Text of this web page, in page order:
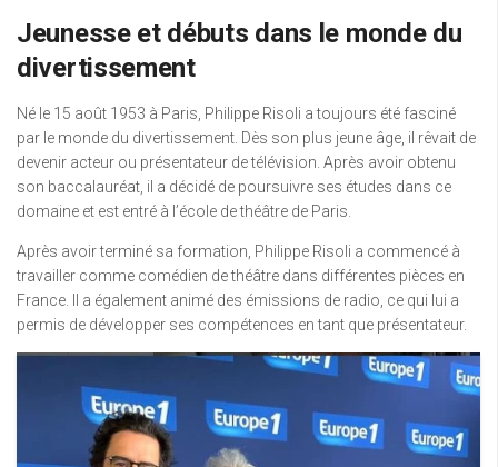
Jeunesse et débuts dans le monde du
divertissement
Né le 15 août 1953 à Paris, Philippe Risoli a toujours été fasciné
par le monde du divertissement. Dès son plus jeune âge, il rêvait de
devenir acteur ou présentateur de télévision. Après avoir obtenu
son baccalauréat, il a décidé de poursuivre ses études dans ce
domaine et est entré à l’école de théâtre de Paris.
Après avoir terminé sa formation, Philippe Risoli a commencé à
travailler comme comédien de théâtre dans différentes pièces en
France. Il a également animé des émissions de radio, ce qui lui a
permis de développer ses compétences en tant que présentateur.